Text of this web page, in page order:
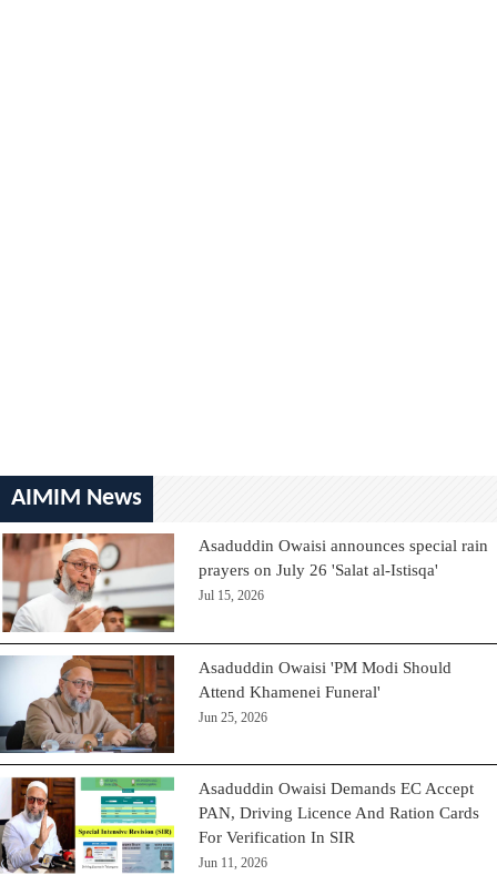
AIMIM News
Asaduddin Owaisi announces special rain
prayers on July 26 'Salat al-Istisqa'
Jul 15, 2026
Asaduddin Owaisi 'PM Modi Should
Attend Khamenei Funeral'
Jun 25, 2026
Asaduddin Owaisi Demands EC Accept
PAN, Driving Licence And Ration Cards
For Verification In SIR
Jun 11, 2026